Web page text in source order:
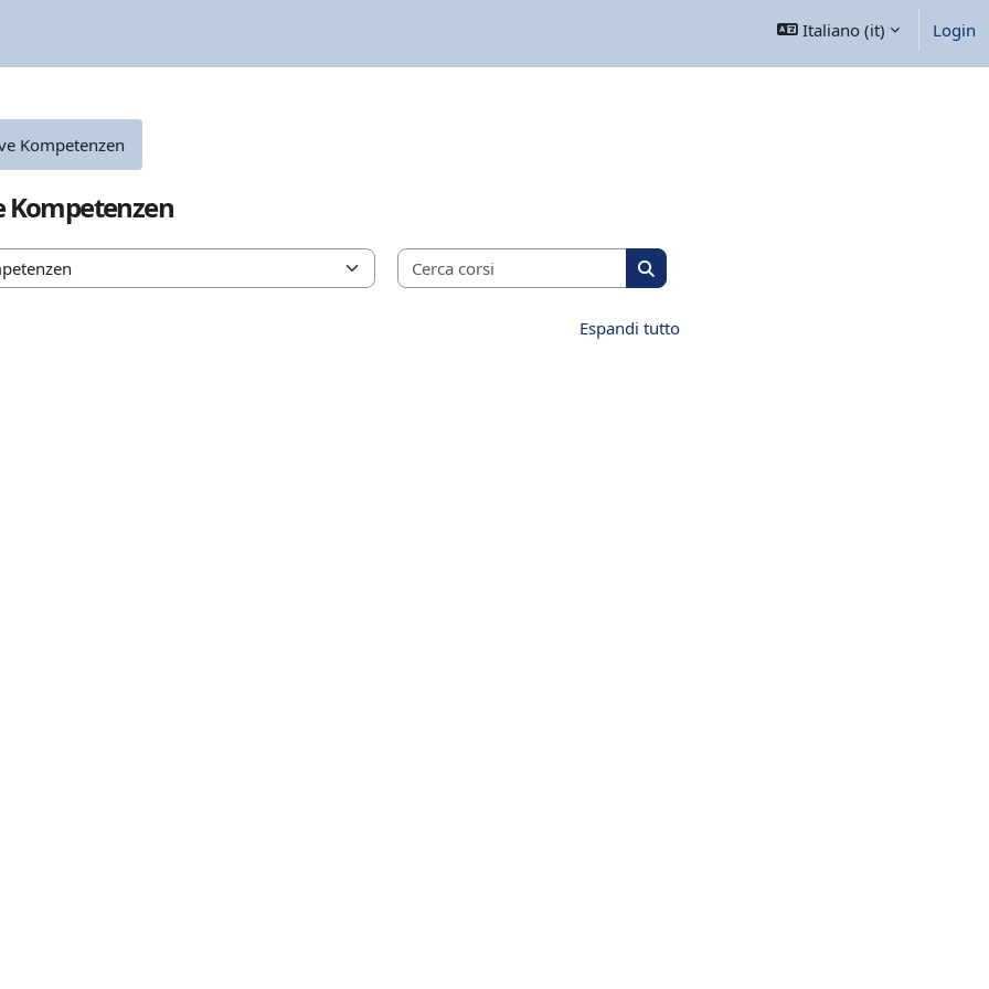
Italiano ‎(it)‎ Login
Kompetenzen
Cerca corsi
Cerca corsi
Espandi tutto